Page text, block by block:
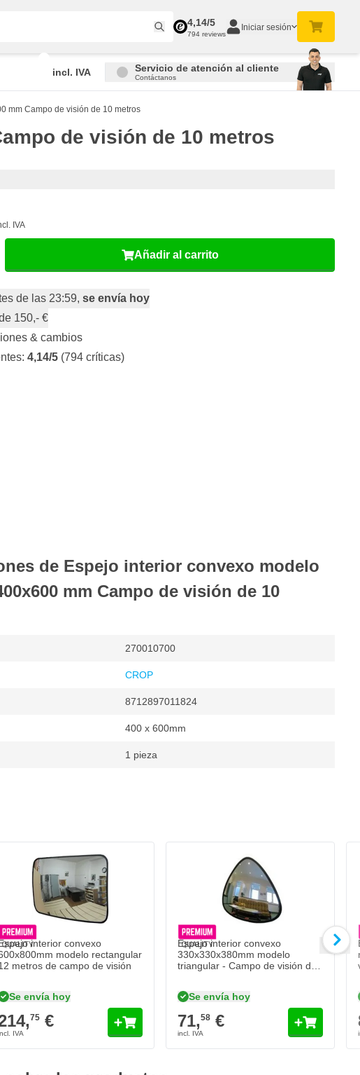
4,14/5
794 reviews
Iniciar sesión
incl. IVA Servicio de atención al cliente
Contáctanos
mm Campo de visión de 10 metros
de visión de 10 metros
IVA
Añadir al carrito
de las 23:59, se envía hoy
150,- €
& cambios
4,14/5 (794 críticas)
de Espejo interior convexo modelo
mm Campo de visión de 10
270010700
CROP
8712897011824
400 x 600mm
1 pieza
interior convexo
modelo rectangular
metros de campo de visión
Se envía hoy
75€
Espejo interior convexo
330x330x380mm modelo
triangular - Campo de visión de
Se envía hoy
71,58 €